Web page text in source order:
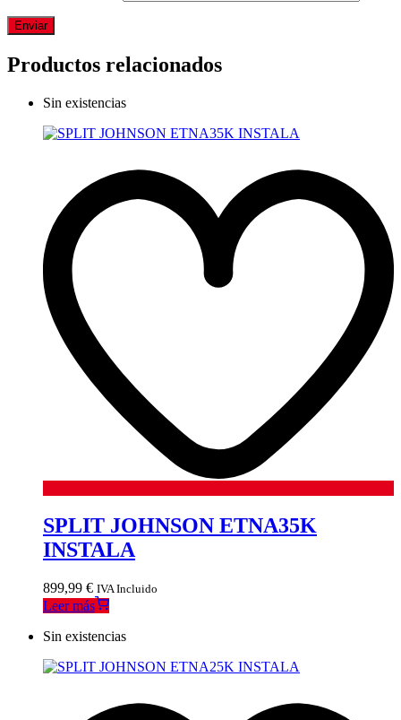
Productos relacionados
Sin existencias
SPLIT JOHNSON ETNA35K
INSTALA
899,99 € IVA Incluido
Leer más
Sin existencias